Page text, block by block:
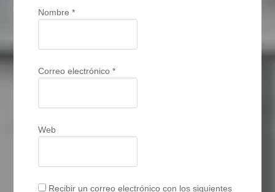
Nombre*
Correo electrónico*
Web
Recibir un correo electrónico con los siguientes